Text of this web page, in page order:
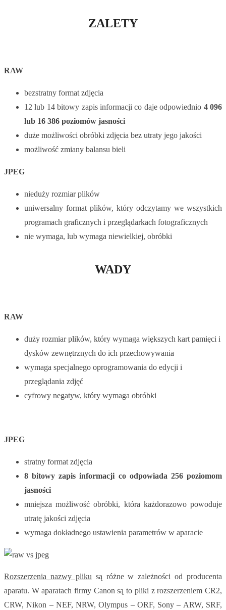
ZALETY
RAW
bezstratny format zdjęcia
12 lub 14 bitowy zapis informacji co daje odpowiednio 4 096
lub 16 386 poziomów jasności
duże możliwości obróbki zdjęcia bez utraty jego jakości
możliwość zmiany balansu bieli
JPEG
nieduży rozmiar plików
uniwersalny format plików, który odczytamy we wszystkich
programach graficznych i przeglądarkach fotograficznych
nie wymaga, lub wymaga niewielkiej, obróbki
WADY
RAW
duży rozmiar plików, który wymaga większych kart pamięci i
dysków zewnętrznych do ich przechowywania
wymaga specjalnego oprogramowania do edycji i
przeglądania zdjęć
cyfrowy negatyw, który wymaga obróbki
JPEG
stratny format zdjęcia
8 bitowy zapis informacji co odpowiada 256 poziomom
jasności
mniejsza możliwość obróbki, która każdorazowo powoduje
utratę jakości zdjęcia
wymaga dokładnego ustawienia parametrów w aparacie
Rozszerzenia nazwy pliku są różne w zależności od producenta
aparatu. W aparatach firmy Canon są to pliki z rozszerzeniem CR2,
CRW, Nikon – NEF, NRW, Olympus – ORF, Sony – ARW, SRF,